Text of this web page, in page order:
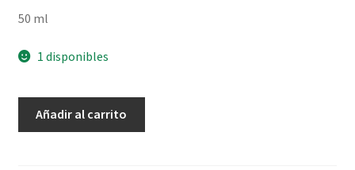
50 ml
1 disponibles
Añadir al carrito